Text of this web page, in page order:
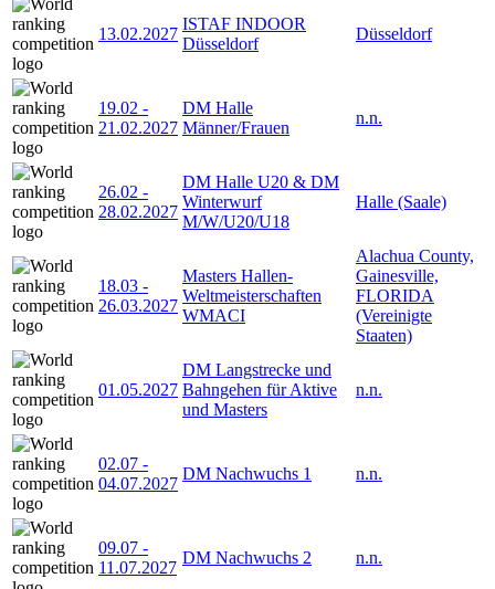
13.02.2027
ISTAF INDOOR
Düsseldorf
Düsseldorf
19.02 -
21.02.2027
DM Halle
Männer/Frauen
n.n.
26.02 -
28.02.2027
DM Halle U20 & DM
Winterwurf
M/W/U20/U18
Halle (Saale)
18.03 -
26.03.2027
Masters Hallen-
Weltmeisterschaften
WMACI
Alachua County,
Gainesville,
FLORIDA
(Vereinigte
Staaten)
01.05.2027
DM Langstrecke und
Bahngehen für Aktive
und Masters
n.n.
02.07 -
04.07.2027
DM Nachwuchs 1 n.n.
09.07 -
11.07.2027
DM Nachwuchs 2 n.n.